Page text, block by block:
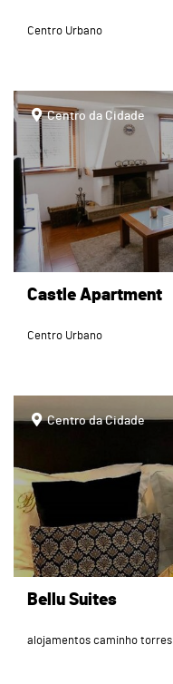
Centro Urbano
page
Centro da Cidade
Castle Apartment
Centro Urbano
page
Centro da Cidade
Bellu Suites
alojamentos caminho torres